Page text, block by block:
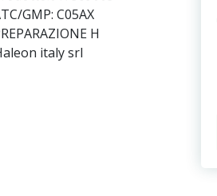
GMP: C05AX
H
italy srl